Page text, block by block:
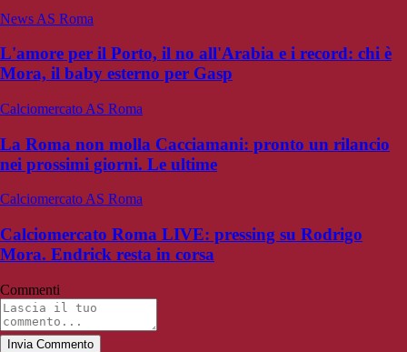
News AS Roma
L'amore per il Porto, il no all'Arabia e i record: chi è
Mora, il baby esterno per Gasp
Calciomercato AS Roma
La Roma non molla Cacciamani: pronto un rilancio
nei prossimi giorni. Le ultime
Calciomercato AS Roma
Calciomercato Roma LIVE: pressing su Rodrigo
Mora. Endrick resta in corsa
Commenti
Invia Commento